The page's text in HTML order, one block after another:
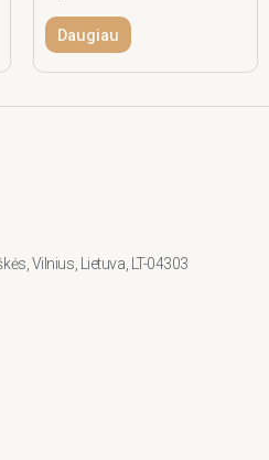
Daugiau
Vilnius, Lietuva, LT-04303